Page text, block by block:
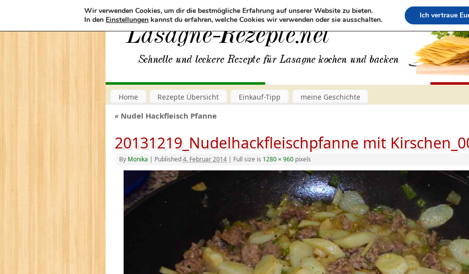
Home Rezepte Übersicht Einkauf-Tipp meine Geschichte
« Nudel Hackfleisch Pfanne
20131219_Nudelhackfleischpfanne mit
By Monika | Published 4. Februar 2014 | Full size is 1280 × 960 pixels
Wir verwenden Cookies, um dir die bestmögliche Erfahrung auf unserer Website zu bieten.
In den Einstellungen kannst du erfahren, welche Cookies wir verwenden oder sie ausschalten. Ich vertraue